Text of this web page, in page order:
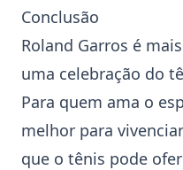
Conclusão
Roland Garros é
uma celebração do
Para quem ama o
melhor para
que o tênis pode